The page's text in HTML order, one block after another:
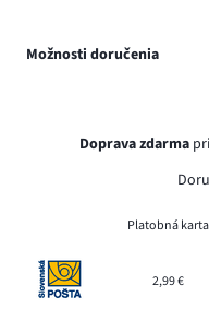
Možnosti doručenia
Doprava zdarma
Platobná karta
2,99 €